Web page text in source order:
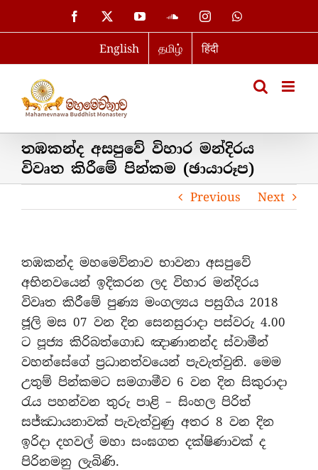
to
Facebook YouTubeSoundCloud
InstagramWhatsApp
English தமிழ் हिंदी
තඹකන්ද අසපුවේ විහාර මන්දිරය
විවෘත කිරීමේ පින්කම (ඡායාරූප)
Previous Next
තඹකන්ද මහමෙව්නාව භාවනා අසපුවේ
අභිනවයෙන් ඉදිකරන ලද විහාර මන්දිරය
විවෘත කිරීමේ පුණ්‍ය මංගල්‍යය පසුගිය 2018
ජූලි මස 07 වන දින සෙනසුරාදා පස්වරු 4.00
ට පූජ්‍ය කිරිබත්ගොඩ ඤාණානන්ද ස්වාමීන්
වහන්සේගේ ප්‍රධානත්වයෙන් පැවැත්වුනි. මෙම
උතුම් පින්කමට සමගාමීව 6 වන දින සිකුරාදා
රැය පහන්වන තුරු පාළි – සිංහල පිරිත්
සජ්ඣායනාවක් පැවැත්වුණු අතර 8 වන දින
ඉරිදා දහවල් මහා සංඝගත දක්ෂිණාවක් ද
පිරිනමනු ලැබිණි.